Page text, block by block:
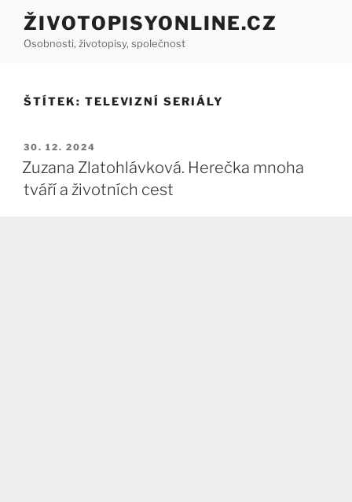
Přejít
obsahu
ŽIVOTOPISYONLINE.CZ
Osobnosti, životopisy, společnost
ŠTÍTEK: TELEVIZNÍ SERIÁLY
PUBLIKOVÁNO
30. 12. 2024
Zuzana Zlatohlávková. Herečka mnoha
tváří a životních cest